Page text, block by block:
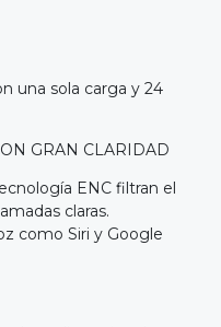
una sola carga y 24
GRAN CLARIDAD
ENC filtran el
claras.
como Siri y Google